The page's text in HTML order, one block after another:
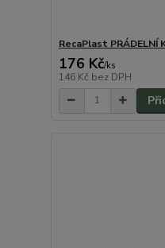
RecaPlast PRÁDELNÍ
176 Kč/ks
146 Kč bez DPH